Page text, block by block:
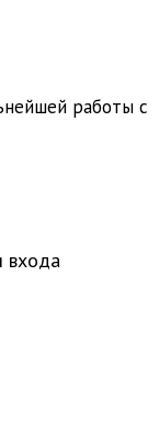
работы с
входа